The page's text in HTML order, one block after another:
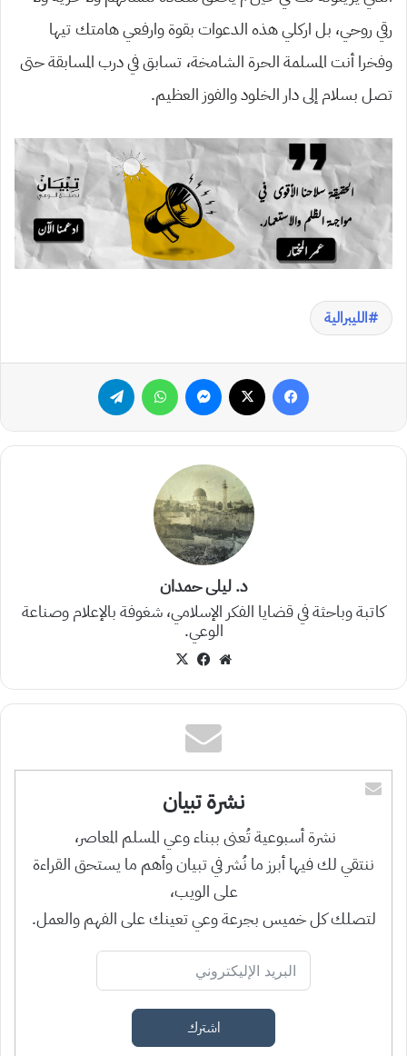
رقي روحي، بل اركلي هذه الدعوات بقوة وارفعي هامتك تيها
وفخرا أنت المسلمة الحرة الشامخة، تسابق في درب المسابقة حتى
تصل بسلام إلى دار الخلود والفوز العظيم.
الليبرالية
فيسبوك ماسنجر واتساب
د. ليلى حمدان
كاتبة وباحثة في قضايا الفكر الإسلامي، شغوفة بالإعلام وصناعة
الوعي.
موقع فيسبوك
نشرة تبيان
نشرة أسبوعية تُعنى ببناء وعي المسلم المعاصر،
ننتقي لك فيها أبرز ما نُشر في تبيان وأهم ما يستحق القراءة
على الويب،
لتصلك كل خميس بجرعة وعي تعينك على الفهم والعمل.
اشترك